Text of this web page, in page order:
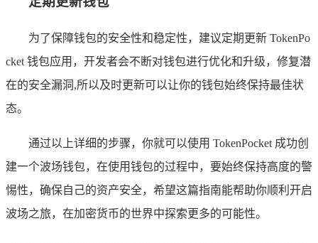
为了保障钱包的安全性和稳定性，建议定期更新 TokenPo
cket 钱包应用，开发者会不断对钱包进行优化和升级，修复潜
在的安全漏洞,所以及时更新可以让你的钱包始终保持最佳状
态。
通过以上详细的步骤，你就可以使用 TokenPocket 成功创
建一个波场钱包，在使用钱包的过程中，要始终保持高度的警
惕性，确保自己的资产安全，希望这篇指南能帮助你顺利开启
波场之旅，在加密货币的世界中探索更多的可能性。